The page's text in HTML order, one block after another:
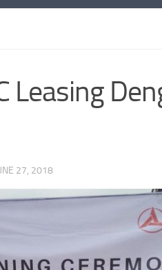
Leasing
27, 2018